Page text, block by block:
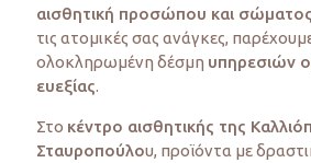
αισθητική προσώπου και σώματος
τις ατομικές σας ανάγκες,
ολοκληρωμένη δέσμη υπηρεσιών
ευεξίας.
Στο κέντρο αισθητικής της
Σταυροπούλου, προϊόντα με